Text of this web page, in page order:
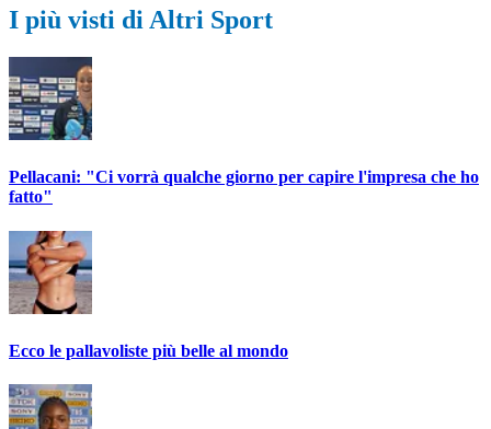
I più visti di Altri Sport
Pellacani: "Ci vorrà qualche giorno per capire l'impresa che ho
fatto"
Ecco le pallavoliste più belle al mondo